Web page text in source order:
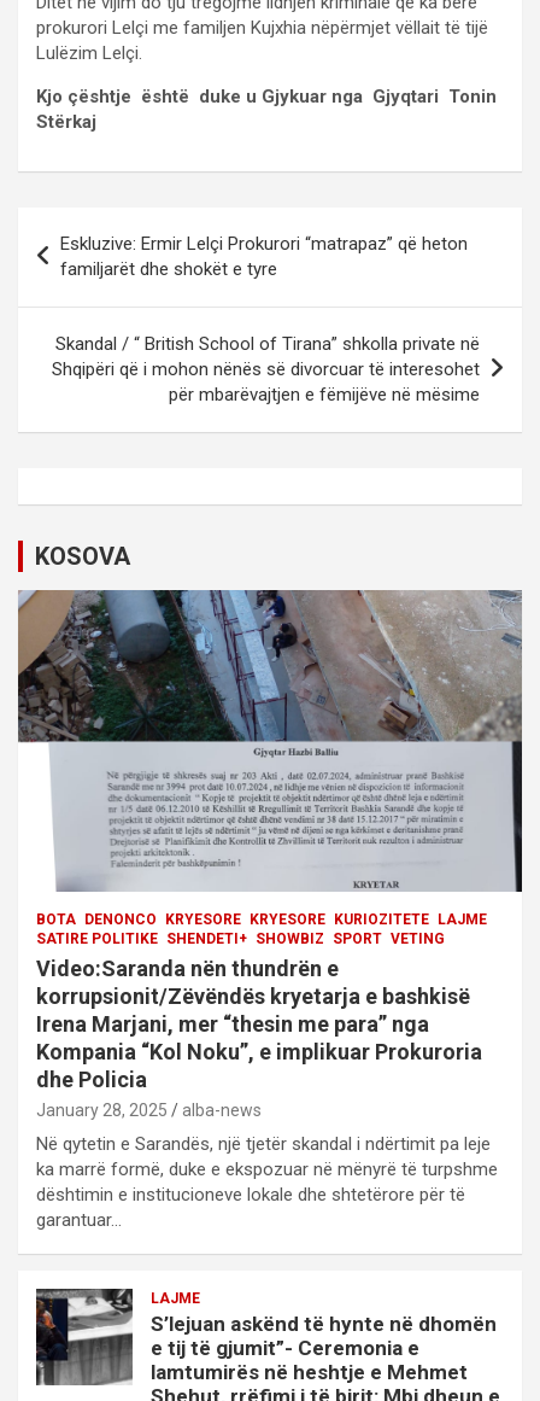
prokurori Lelçi me familjen Kujxhia nëpërmjet vëllait të tijë
Lulëzim Lelçi.
Kjo çështje është duke u Gjykuar nga Gjyqtari Tonin
Stërkaj
s
i
g
a
t
o
n
Eskluzive: Ermir Lelçi Prokurori “matrapaz” që heton
familjarët dhe shokët e tyre
Skandal / “ British School of Tirana” shkolla private në
Shqipëri që i mohon nënës së divorcuar të interesohet
për mbarëvajtjen e fëmijëve në mësime
KOSOVA
BOTA DENONCO KRYESORE KRYESORE KURIOZITETE
LAJME
SATIRE POLITIKE SHENDETI+ SHOWBIZ SPORT VETING
Video:Saranda nën thundrën e
korrupsionit/Zëvëndës kryetarja e bashkisë
Irena Marjani, mer “thesin me para” nga
Kompania “Kol Noku”, e implikuar Prokuroria
dhe Policia
January 28, 2025 alba-news
Në qytetin e Sarandës, një tjetër skandal i ndërtimit pa leje
ka marrë formë, duke e ekspozuar në mënyrë të turpshme
dështimin e institucioneve lokale dhe shtetërore për të
garantuar…
LAJME
S’lejuan askënd të hynte në dhomën
e tij të gjumit”- Ceremonia e
lamtumirës në heshtje e Mehmet